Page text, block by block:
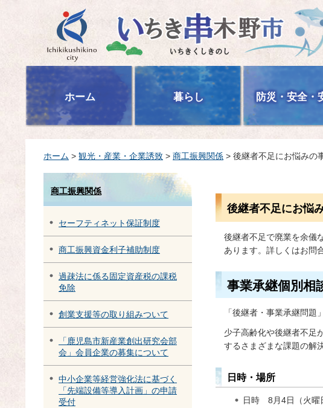
いちき串木野市
ホーム 暮らし 防災・安全・
ホーム > 観光・産業・企業誘致 > 商工振興関係 > 後継者不足にお悩みの
商工振興関係
セーフティネット保証制度
商工振興資金利子補助制度
過疎法に係る固定資産税の課税
免除
創業支援等の取り組みついて
「鹿児島市新産業創出研究会部
会」会員企業の募集について
中小企業等経営強化法に基づく
「先端設備等導入計画」の申請
受付
後継者不足にお悩
後継者不足で廃業を余儀
あります。詳しくはお問
事業承継個別相
「後継者・事業承継問題
少子高齢化や後継者不足
するさまざまな課題の解
日時・場所
日時 8月4日（火